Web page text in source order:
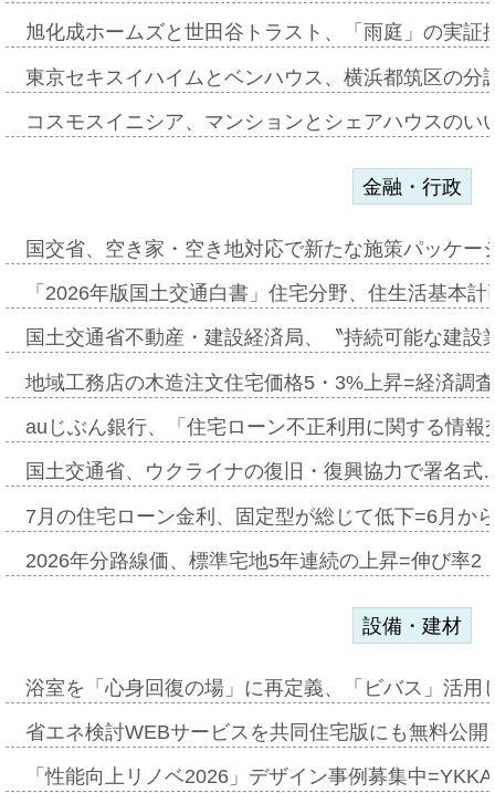
旭化成ホームズと世田谷トラスト、「雨庭」の実
東京セキスイハイムとベンハウス、横浜都筑区の
コスモスイニシア、マンションとシェアハウスの
金融・行政
国交省、空き家・空き地対応で新たな施策パッケ
「2026年版国土交通白書」住宅分野、住生活基本
国土交通省不動産・建設経済局、〝持続可能な建
地域工務店の木造注文住宅価格5・3%上昇=経済調
auじぶん銀行、「住宅ローン不正利用に関する情
国土交通省、ウクライナの復旧・復興協力で署名
7月の住宅ローン金利、固定型が総じて低下=6月か
2026年分路線価、標準宅地5年連続の上昇=伸び率
設備・建材
浴室を「心身回復の場」に再定義、「ビバス」活
省エネ検討WEBサービスを共同住宅版にも無料公
「性能向上リノベ2026」デザイン事例募集中